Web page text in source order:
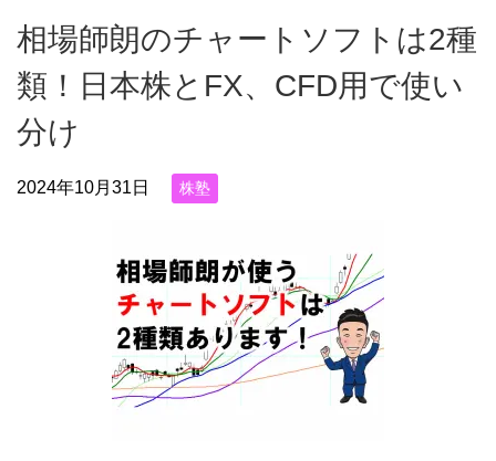
相場師朗のチャートソフトは2種
類！日本株とFX、CFD用で使い
分け
2024年10月31日 株塾